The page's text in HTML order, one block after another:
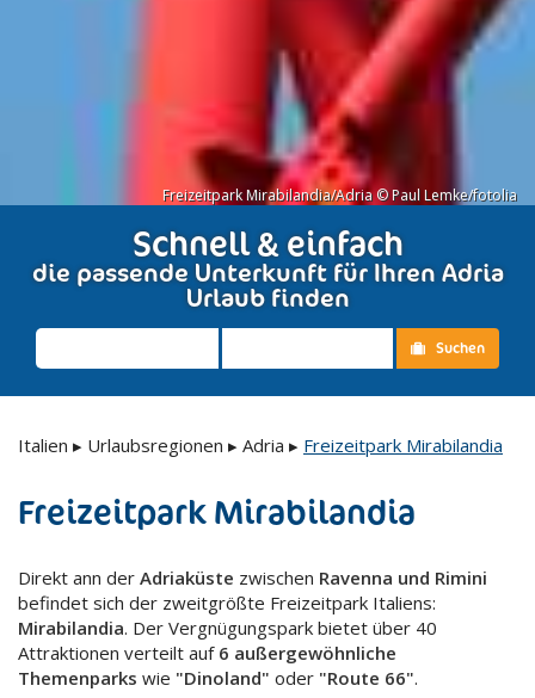
Freizeitpark Mirabilandia/Adria © Paul Lemke/fotolia
Schnell & einfach
die passende Unterkunft für Ihren Adria
Urlaub finden
Suchen
Italien ▸ Urlaubsregionen ▸ Adria ▸ Freizeitpark Mirabilandia
Freizeitpark Mirabilandia
Direkt ann der Adriaküste zwischen Ravenna und Rimini
befindet sich der zweitgrößte Freizeitpark Italiens:
Mirabilandia. Der Vergnügungspark bietet über 40
Attraktionen verteilt auf6 außergewöhnliche
Themenparks wie "Dinoland" oder "Route 66".